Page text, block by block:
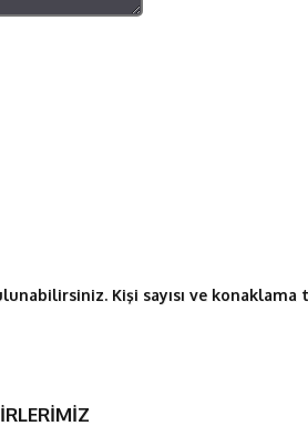
Kişi sayısı ve